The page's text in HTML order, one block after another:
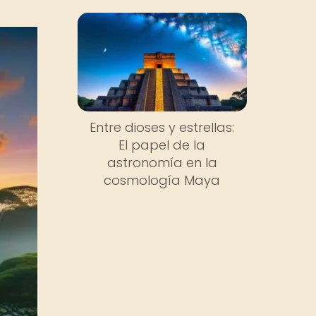
Entre dioses y estrellas:
El papel de la
astronomía en la
cosmología Maya